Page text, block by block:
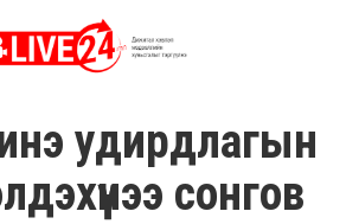
удирдлагын
сонгов